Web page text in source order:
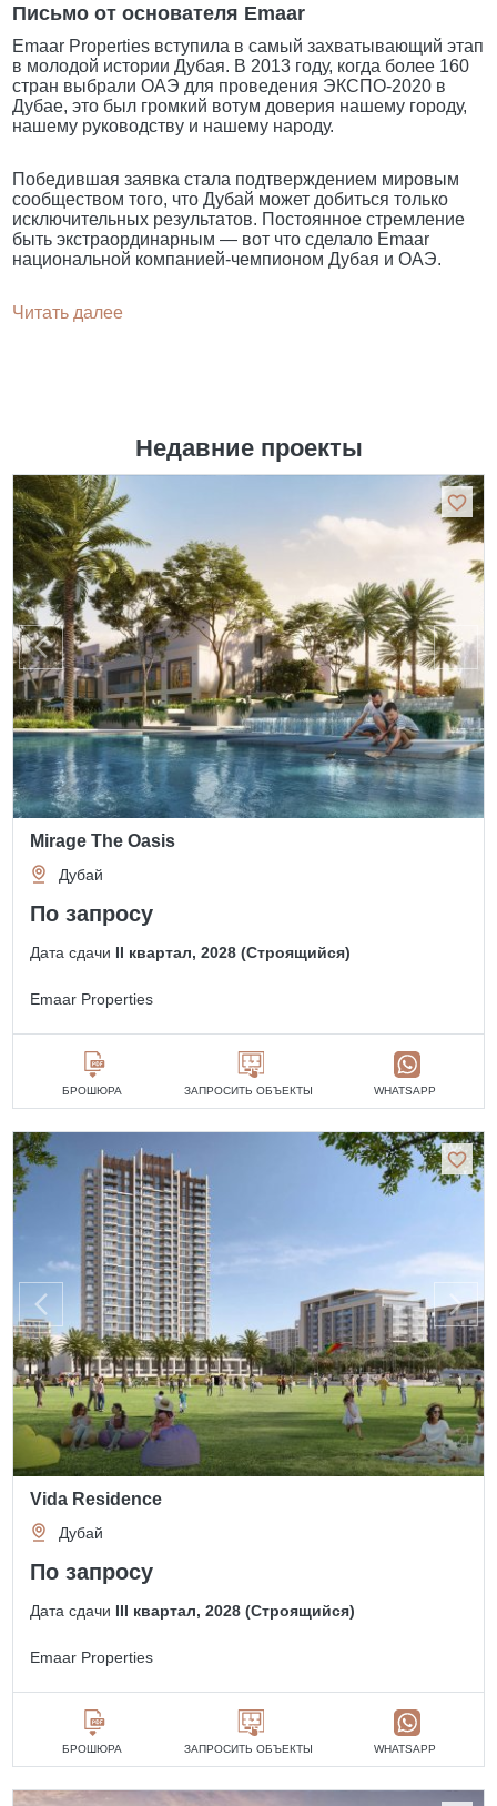
Письмо от основателя Emaar
Emaar Properties вступила в самый захватывающий этап
в молодой истории Дубая. В 2013 году, когда более 160
стран выбрали ОАЭ для проведения ЭКСПО-2020 в
Дубае, это был громкий вотум доверия нашему городу,
нашему руководству и нашему народу.
Победившая заявка стала подтверждением мировым
сообществом того, что Дубай может добиться только
исключительных результатов. Постоянное стремление
быть экстраординарным — вот что сделало Emaar
национальной компанией-чемпионом Дубая и ОАЭ.
Читать далее
Недавние проекты
Mirage The Oasis
Дубай
По запросу
Дата сдачи II квартал, 2028 (Строящийся)
Emaar Properties
БРОШЮРА ЗАПРОСИТЬ ОБЪЕКТЫ WHATSAPP
Vida Residence
Дубай
По запросу
Дата сдачи III квартал, 2028 (Строящийся)
Emaar Properties
БРОШЮРА ЗАПРОСИТЬ ОБЪЕКТЫ WHATSAPP